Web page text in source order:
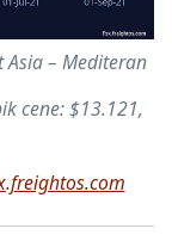
Asia – Mediteran
cene: $13.121,